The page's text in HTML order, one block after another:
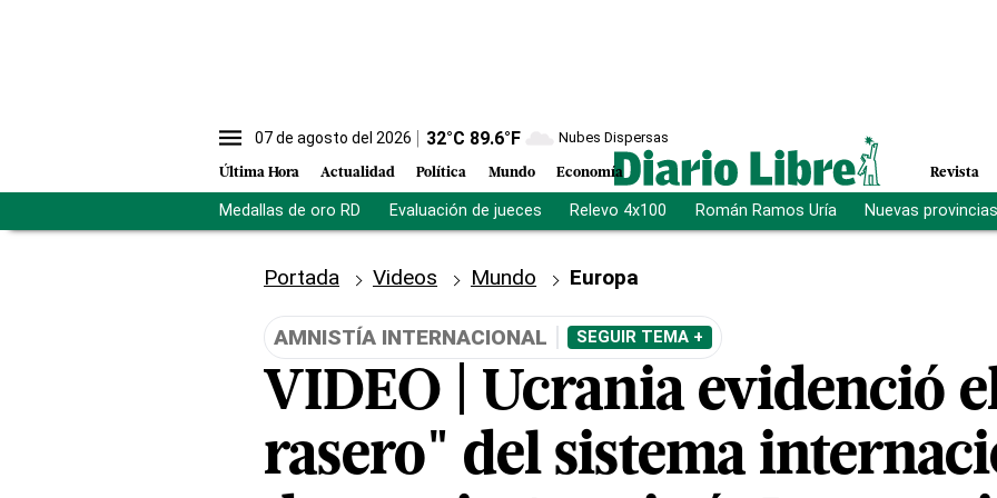
07 de agosto del 2026 32°C 89.6°F Nubes Dispersas
Última Hora Actualidad Política Mundo Economía Revista
Medallas de oro RD Evaluación de jueces Relevo 4x100 Román Ramos Uría Nuevas provincias
Portada Videos Mundo Europa
AMNISTÍA INTERNACIONAL SEGUIR TEMA +
VIDEO | Ucrania evidenció
rasero" del sistema